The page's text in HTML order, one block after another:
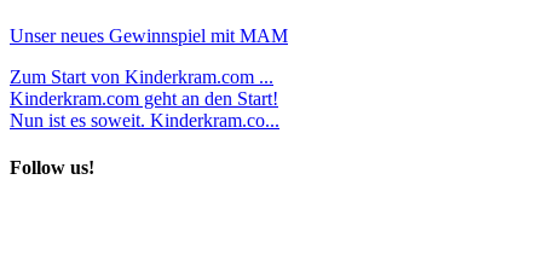
Unser neues Gewinnspiel mit MAM
Zum Start von Kinderkram.com ...
Kinderkram.com geht an den Start!
Nun ist es soweit. Kinderkram.co...
Follow us!